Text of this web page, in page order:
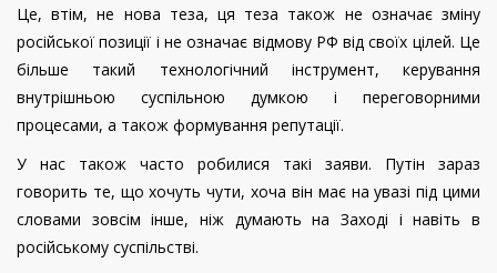
Це, втім, не нова теза, ця теза також не означає зміну
російської позиції і не означає відмову РФ від своїх цілей. Це
більше такий технологічний інструмент, керування
внутрішньою суспільною думкою і переговорними
процесами, а також формування репутації.
У нас також часто робилися такі заяви. Путін зараз
говорить те, що хочуть чути, хоча він має на увазі під цими
словами зовсім інше, ніж думають на Заході і навіть в
російському суспільстві.